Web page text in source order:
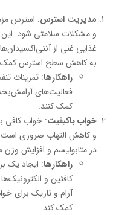
مدیریت استرس: استرس
و مشکلات سلامتی شود. این
به کاهش سطح استرس کمک
راهکارها: تمرینات
فعالیت‌های
کمک کنند.
خواب باکیفیت: خواب کافی
و کاهش التهاب ضروری است.
در متابولیسم و افزایش وزن
راهکارها: ایجاد یک
کافئین و
آرام و تاریک برای
کمک کند.